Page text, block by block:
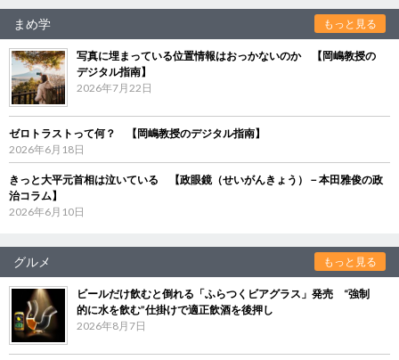
まめ学 もっと見る
写真に埋まっている位置情報はおっかないのか 【岡嶋教授の
デジタル指南】
2026年7月22日
ゼロトラストって何？ 【岡嶋教授のデジタル指南】
2026年6月18日
きっと大平元首相は泣いている 【政眼鏡（せいがんきょう）－本田雅俊の政
治コラム】
2026年6月10日
グルメ もっと見る
ビールだけ飲むと倒れる「ふらつくビアグラス」発売 “強制
的に水を飲む”仕掛けで適正飲酒を後押し
2026年8月7日